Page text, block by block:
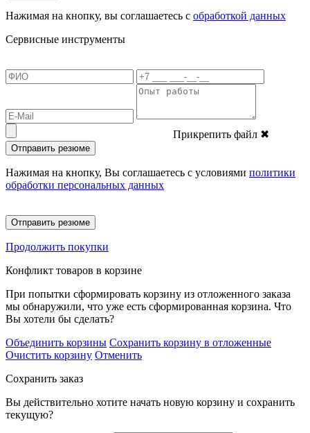
Нажимая на кнопку, вы соглашаетесь с обработкой данных
Сервисные инструменты
Прикрепить файл ✖
Отправить резюме
Нажимая на кнопку, Вы соглашаетесь с условиями политики
обработки персональных данных
Отправить резюме
Продолжить покупки
Конфликт товаров в корзине
При попытки сформировать корзину из отложенного заказа
мы обнаружили, что уже есть сформированная корзина. Что
Вы хотели бы сделать?
Объединить корзины Сохранить корзину в отложенные
Очистить корзину Отменить
Сохранить заказ
Вы действительно хотите начать новую корзину и сохранить
текущую?